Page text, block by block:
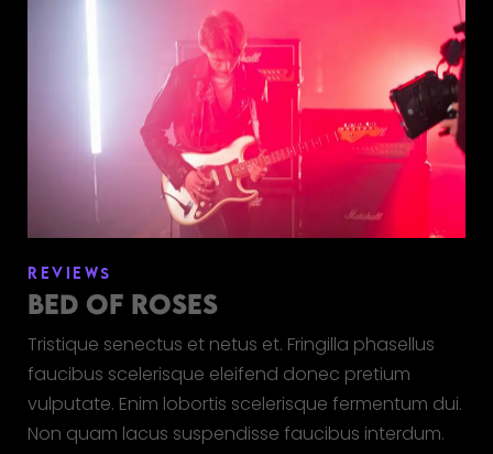
REVIEWS
BED OF ROSES
Tristique senectus et netus et. Fringilla phasellus
faucibus scelerisque eleifend donec pretium
vulputate. Enim lobortis scelerisque fermentum dui.
Non quam lacus suspendisse faucibus interdum.